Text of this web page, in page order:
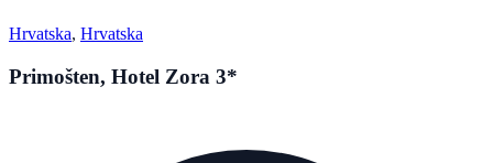
Hrvatska, Hrvatska
Primošten, Hotel Zora 3*